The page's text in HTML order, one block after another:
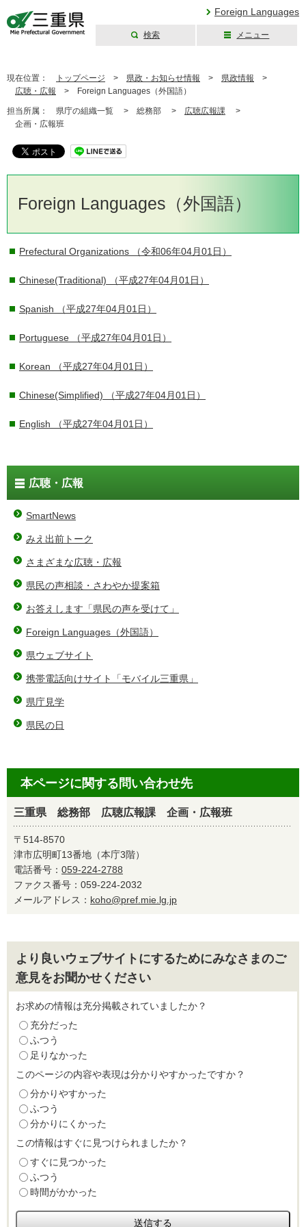
Foreign Languages
検索 メニュー
現在位置： トップページ > 県政・お知らせ情報 > 県政情報 >
広聴・広報 > Foreign Languages（外国語）
担当所属： 県庁の組織一覧 > 総務部 > 広聴広報課 >
企画・広報班
Foreign Languages（外国語）
Prefectural Organizations （令和06年04月01日）
Chinese(Traditional) （平成27年04月01日）
Spanish （平成27年04月01日）
Portuguese （平成27年04月01日）
Korean （平成27年04月01日）
Chinese(Simplified) （平成27年04月01日）
English （平成27年04月01日）
広聴・広報
SmartNews
みえ出前トーク
さまざまな広聴・広報
県民の声相談・さわやか提案箱
お答えします「県民の声を受けて」
Foreign Languages（外国語）
県ウェブサイト
携帯電話向けサイト「モバイル三重県」
県庁見学
県民の日
本ページに関する問い合わせ先
三重県 総務部 広聴広報課 企画・広報班
〒514-8570
津市広明町13番地（本庁3階）
電話番号： 059-224-2788
ファクス番号：059-224-2032
メールアドレス： koho@pref.mie.lg.jp
より良いウェブサイトにするためにみなさまのご
意見をお聞かせください
お求めの情報は充分掲載されていましたか？
充分だった
ふつう
足りなかった
このページの内容や表現は分かりやすかったですか？
分かりやすかった
ふつう
分かりにくかった
この情報はすぐに見つけられましたか？
すぐに見つかった
ふつう
時間がかかった